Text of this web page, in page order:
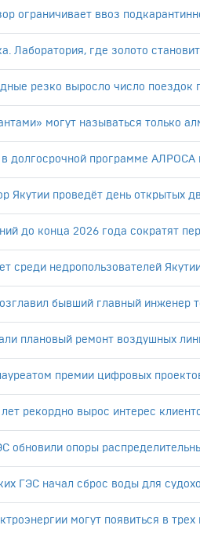
ограничивает ввоз
Лаборатория, где золото
резко выросло число поездок
могут называться только
в долгосрочной программе
Якутии проведёт день открытых
до конца 2026 года сократят
среди недропользователей
бывший главный инженер
плановый ремонт воздушных
премии цифровых
рекордно вырос интерес
обновили опоры
ГЭС начал сброс воды для
могут появиться в трех